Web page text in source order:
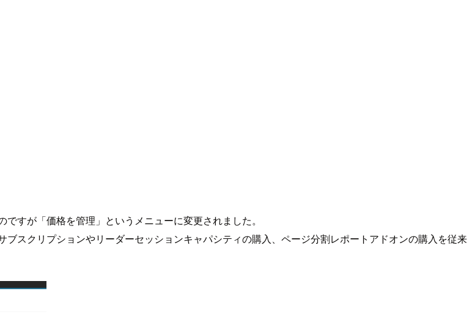
すが「価格を管理」というメニューに変更されました。
スクリプションやリーダーセッションキャパシティの購入、ページ分割レポートアドオンの購入を従来